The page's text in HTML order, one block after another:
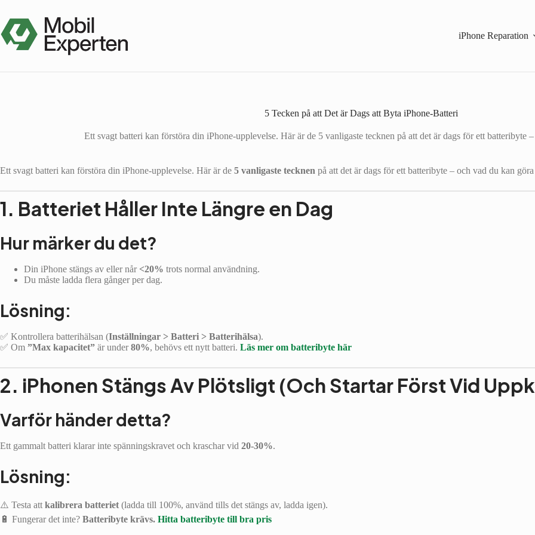
innehåll
iPhone Reparation
5 Tecken på att Det är Dags att Byta iPhone-Batteri
Ett svagt batteri kan förstöra din iPhone-upplevelse. Här är de 5 vanligaste tecknen på att det är dags för ett batteribyte
Ett svagt batteri kan förstöra din iPhone-upplevelse. Här är de 5 vanligaste tecknen på att det är dags för ett batteribyte – och vad du kan göra
1. Batteriet Håller Inte Längre en Dag
Hur märker du det?
Din iPhone stängs av eller når <20% trots normal användning.
Du måste ladda flera gånger per dag.
Lösning:
✅ Kontrollera batterihälsan (Inställningar > Batteri > Batterihälsa).
✅ Om ”Max kapacitet” är under80%, behövs ett nytt batteri. Läs mer om batteribyte här
2. iPhonen Stängs Av Plötsligt (Och Startar Först Vid
Varför händer detta?
Ett gammalt batteri klarar inte spänningskravet och kraschar vid 20-30%.
Lösning:
⚠️ Testa att kalibrera batteriet (ladda till 100%, använd tills det stängs av, ladda igen).
🔋 Fungerar det inte? Batteribyte krävs. Hitta batteribyte till bra pris